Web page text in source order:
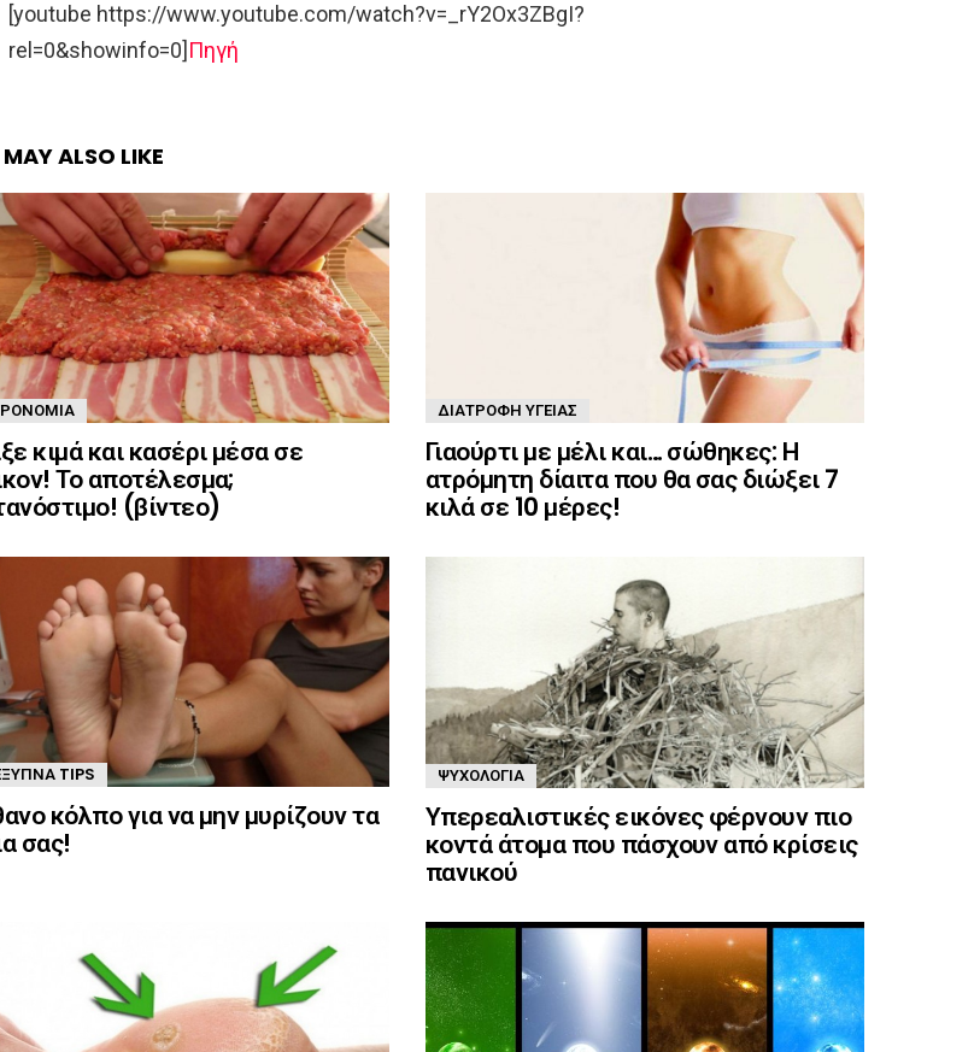
[youtube https://www.youtube.com/watch?v=_rY2Ox3ZBgI?
rel=0&showinfo=0] Πηγή
ALSO LIKE
κιμά και κασέρι μέσα σε
Το αποτέλεσμα;
(βίντεο)
ΔΙΑΤΡΟΦΉ ΥΓΕΊΑΣ
Γιαούρτι με μέλι και… σώθηκες: Η
ατρόμητη δίαιτα που θα σας διώξει 7
κιλά σε 10 μέρες!
TIPS
κόλπο για να μην μυρίζουν τα
σας!
ΨΥΧΟΛΟΓΊΑ
Υπερεαλιστικές εικόνες φέρνουν πιο
κοντά άτομα που πάσχουν από κρίσεις
πανικού